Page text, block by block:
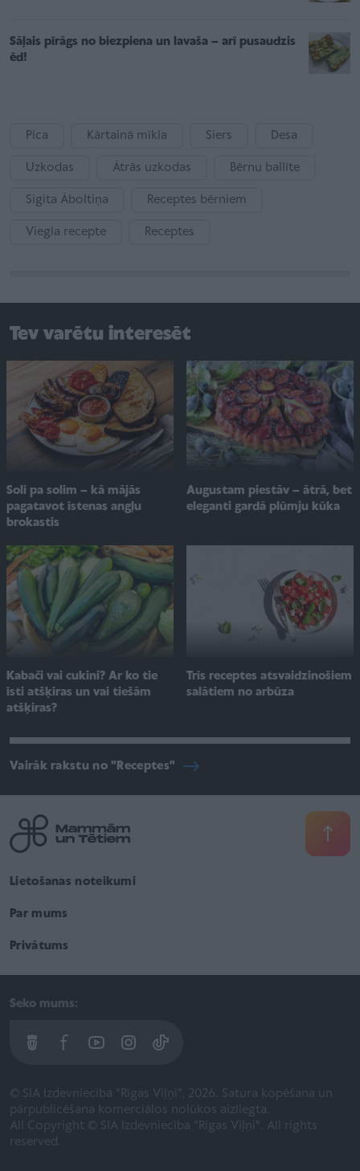
Sāļais pīrāgs no biezpiena un lavaša – arī pusaudzis
ēd!
Pica Kārtainā mīkla Siers Desa
Uzkodas Ātrās uzkodas Bērnu ballīte
Sigita Āboltiņa Receptes bērniem
Viegla recepte Receptes
Tev varētu interesēt
Soli pa solim – kā mājās
pagatavot īstenas angļu
brokastis
Augustam piestāv – ātrā, bet
eleganti gardā plūmju kūka
Kabači vai cukini? Ar ko tie
īsti atšķiras un vai tiešām
atšķiras?
Trīs receptes atsvaidzinošiem
salātiem no arbūza
Vairāk rakstu no "Receptes"
Lietošanas noteikumi
Par mums
Privātums
Seko mums:
© SIA Izdevniecība "Rīgas Viļņi", 2026. Satura kopēšana un
pārpublicēšana komerciālos nolūkos aizliegta.
All Copyright © SIA Izdevniecība "Rīgas Viļņi". All rights
reserved.